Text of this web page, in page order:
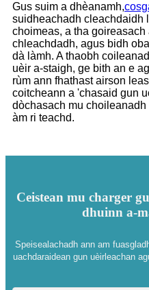
Gus suim a dhèanamh,
suidheachadh cleachdaidh
choimeas, a tha
chleachdadh, agus bidh
dà làmh. A thaobh
uèir a-staigh, ge bith an e
rùm ann fhathast airson
coitcheann a 'chasaid gun
dòchasach mu
àm ri teachd.
Ceistean mu charger
dhuinn a-
Speisealachadh ann am
uachdaraidean gun uèirleachan